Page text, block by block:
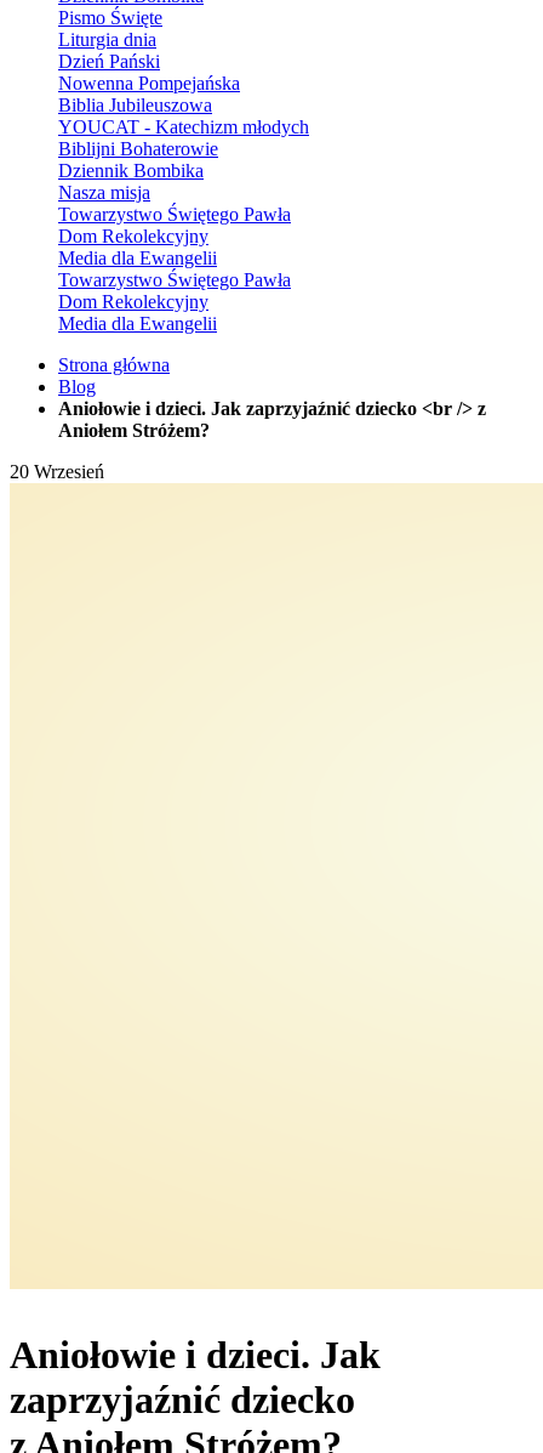
Pismo Święte
Liturgia dnia
Dzień Pański
Nowenna Pompejańska
Biblia Jubileuszowa
YOUCAT - Katechizm młodych
Biblijni Bohaterowie
Dziennik Bombika
Nasza misja
Towarzystwo Świętego Pawła
Dom Rekolekcyjny
Media dla Ewangelii
Towarzystwo Świętego Pawła
Dom Rekolekcyjny
Media dla Ewangelii
Strona główna
Blog
Aniołowie i dzieci. Jak zaprzyjaźnić dziecko <br /> z
Aniołem Stróżem?
20 Wrzesień
Aniołowie i dzieci. Jak
zaprzyjaźnić dziecko